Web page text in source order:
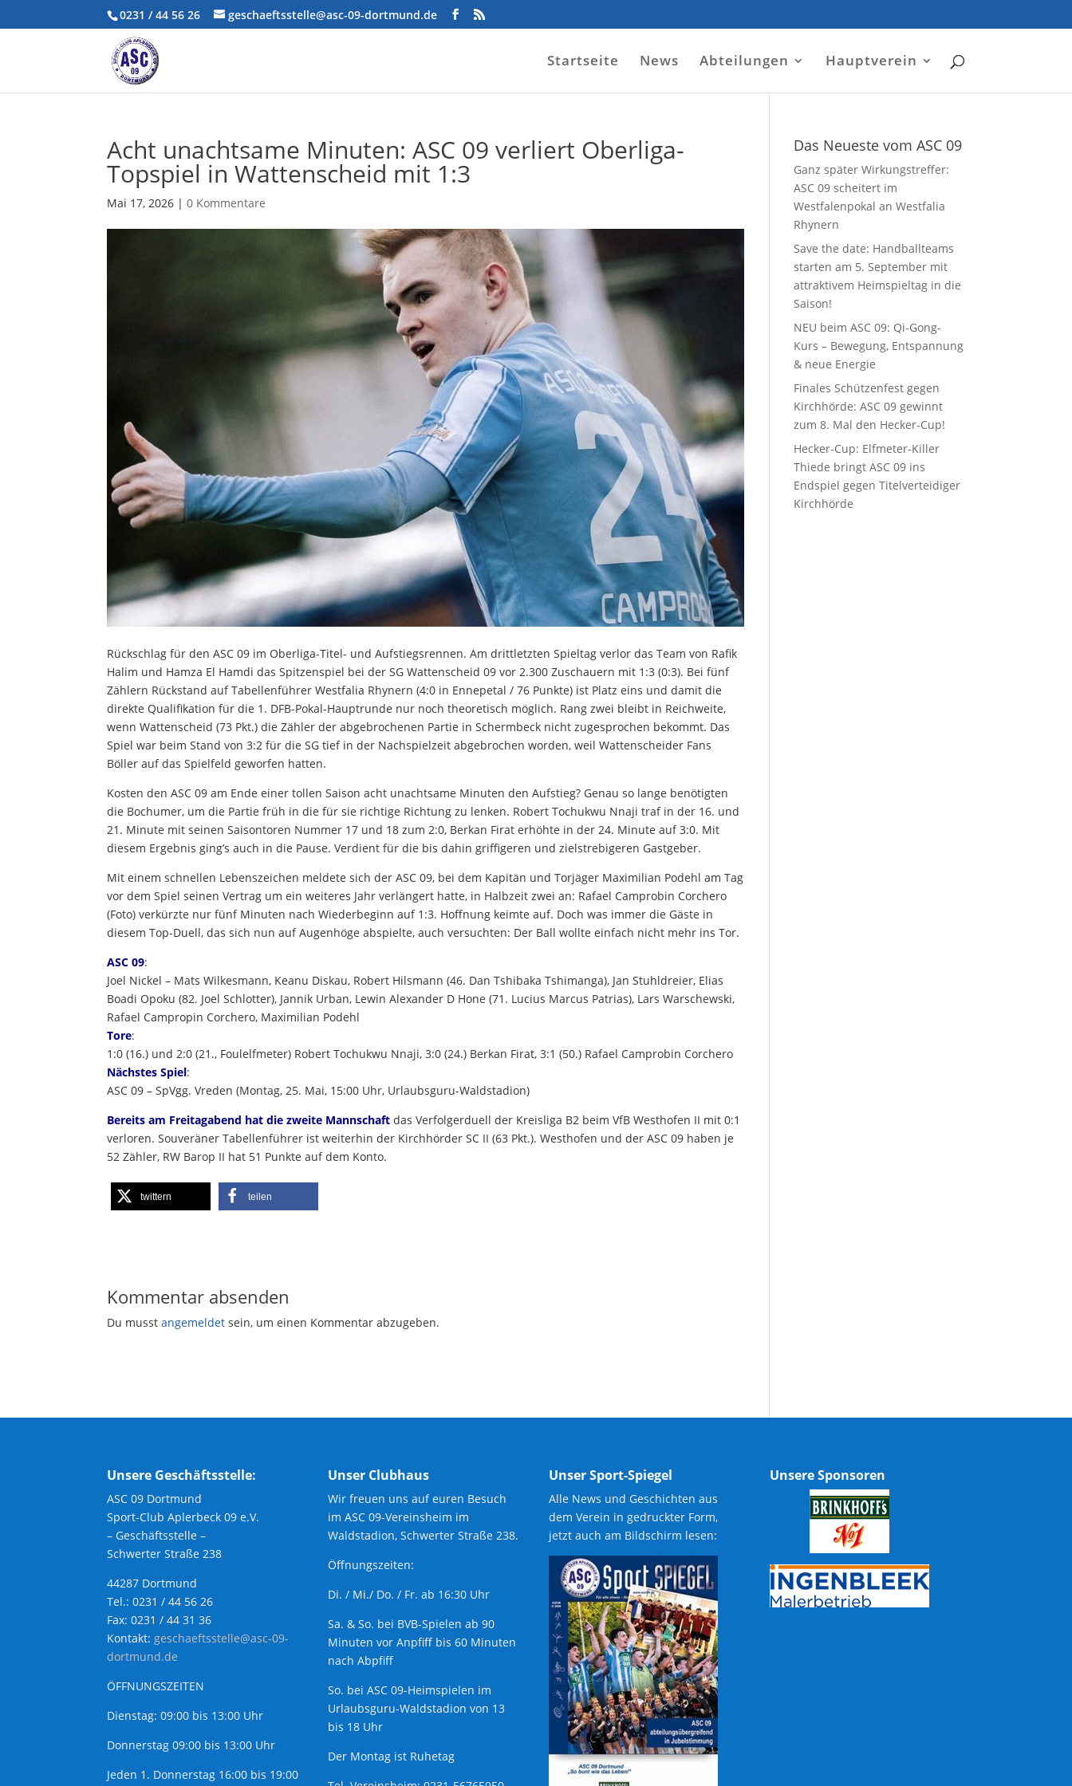
0231 / 44 56 26 geschaeftsstelle@asc-09-dortmund.de
Startseite News Abteilungen Hauptverein
Acht unachtsame Minuten: ASC 09 verliert Oberliga-
Topspiel in Wattenscheid mit 1:3
Mai 17, 2026 |0 Kommentare
Rückschlag für den ASC 09 im Oberliga-Titel- und Aufstiegsrennen. Am drittletzten Spieltag verlor das Team von Rafik
Halim und Hamza El Hamdi das Spitzenspiel bei der SG Wattenscheid 09 vor 2.300 Zuschauern mit 1:3 (0:3). Bei fünf
Zählern Rückstand auf Tabellenführer Westfalia Rhynern (4:0 in Ennepetal / 76 Punkte) ist Platz eins und damit die
direkte Qualifikation für die 1. DFB-Pokal-Hauptrunde nur noch theoretisch möglich. Rang zwei bleibt in Reichweite,
wenn Wattenscheid (73 Pkt.) die Zähler der abgebrochenen Partie in Schermbeck nicht zugesprochen bekommt. Das
Spiel war beim Stand von 3:2 für die SG tief in der Nachspielzeit abgebrochen worden, weil Wattenscheider Fans
Böller auf das Spielfeld geworfen hatten.
Kosten den ASC 09 am Ende einer tollen Saison acht unachtsame Minuten den Aufstieg? Genau so lange benötigten
die Bochumer, um die Partie früh in die für sie richtige Richtung zu lenken. Robert Tochukwu Nnaji traf in der 16. und
21. Minute mit seinen Saisontoren Nummer 17 und 18 zum 2:0, Berkan Firat erhöhte in der 24. Minute auf 3:0. Mit
diesem Ergebnis ging’s auch in die Pause. Verdient für die bis dahin griffigeren und zielstrebigeren Gastgeber.
Mit einem schnellen Lebenszeichen meldete sich der ASC 09, bei dem Kapitän und Torjäger Maximilian Podehl am Tag
vor dem Spiel seinen Vertrag um ein weiteres Jahr verlängert hatte, in Halbzeit zwei an: Rafael Camprobin Corchero
(Foto) verkürzte nur fünf Minuten nach Wiederbeginn auf 1:3. Hoffnung keimte auf. Doch was immer die Gäste in
diesem Top-Duell, das sich nun auf Augenhöge abspielte, auch versuchten: Der Ball wollte einfach nicht mehr ins Tor.
ASC 09:
Joel Nickel – Mats Wilkesmann, Keanu Diskau, Robert Hilsmann (46. Dan Tshibaka Tshimanga), Jan Stuhldreier, Elias
Boadi Opoku (82. Joel Schlotter), Jannik Urban, Lewin Alexander D Hone (71. Lucius Marcus Patrias), Lars Warschewski,
Rafael Campropin Corchero, Maximilian Podehl
Tore:
1:0 (16.) und 2:0 (21., Foulelfmeter) Robert Tochukwu Nnaji, 3:0 (24.) Berkan Firat, 3:1 (50.) Rafael Camprobin Corchero
Nächstes Spiel:
ASC 09 – SpVgg. Vreden (Montag, 25. Mai, 15:00 Uhr, Urlaubsguru-Waldstadion)
Bereits am Freitagabend hat die zweite Mannschaft das Verfolgerduell der Kreisliga B2 beim VfB Westhofen II mit 0:1
verloren. Souveräner Tabellenführer ist weiterhin der Kirchhörder SC II (63 Pkt.). Westhofen und der ASC 09 haben je
52 Zähler, RW Barop II hat 51 Punkte auf dem Konto.
twittern teilen
Kommentar absenden
Du musstangemeldet sein, um einen Kommentar abzugeben.
Das Neueste vom ASC 09
Ganz später Wirkungstreffer:
ASC 09 scheitert im
Westfalenpokal an Westfalia
Rhynern
Save the date: Handballteams
starten am 5. September mit
attraktivem Heimspieltag in die
Saison!
NEU beim ASC 09: Qi-Gong-
Kurs – Bewegung, Entspannung
& neue Energie
Finales Schützenfest gegen
Kirchhörde: ASC 09 gewinnt
zum 8. Mal den Hecker-Cup!
Hecker-Cup: Elfmeter-Killer
Thiede bringt ASC 09 ins
Endspiel gegen Titelverteidiger
Kirchhörde
Unsere Geschäftsstelle:
ASC 09 Dortmund
Sport-Club Aplerbeck 09 e.V.
– Geschäftsstelle –
Schwerter Straße 238
44287 Dortmund
Tel.: 0231 / 44 56 26
Fax: 0231 / 44 31 36
Kontakt:geschaeftsstelle@asc-09-
dortmund.de
ÖFFNUNGSZEITEN
Dienstag: 09:00 bis 13:00 Uhr
Donnerstag 09:00 bis 13:00 Uhr
Jeden 1. Donnerstag 16:00 bis 19:00
Unser Clubhaus
Wir freuen uns auf euren Besuch
im ASC 09-Vereinsheim im
Waldstadion, Schwerter Straße 238.
Öffnungszeiten:
Di. / Mi./ Do. / Fr. ab 16:30 Uhr
Sa. & So. bei BVB-Spielen ab 90
Minuten vor Anpfiff bis 60 Minuten
nach Abpfiff
So. bei ASC 09-Heimspielen im
Urlaubsguru-Waldstadion von 13
bis 18 Uhr
Der Montag ist Ruhetag
Unser Sport-Spiegel
Alle News und Geschichten aus
dem Verein in gedruckter Form,
jetzt auch am Bildschirm lesen:
Unsere Sponsoren